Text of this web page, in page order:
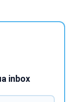
inbox